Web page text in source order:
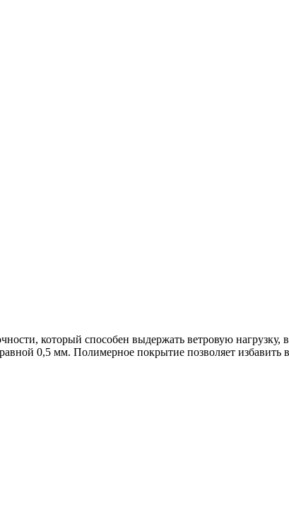
который способен выдержать ветровую
0,5 мм. Полимерное покрытие позволяет избавить